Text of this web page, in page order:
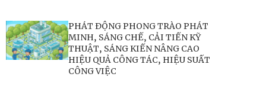
PHÁT ĐỘNG PHONG TRÀO PHÁT
MINH, SÁNG CHẾ, CẢI TIẾN KỸ
THUẬT, SÁNG KIẾN NÂNG CAO
HIỆU QUẢ CÔNG TÁC, HIỆU SUẤT
CÔNG VIỆC